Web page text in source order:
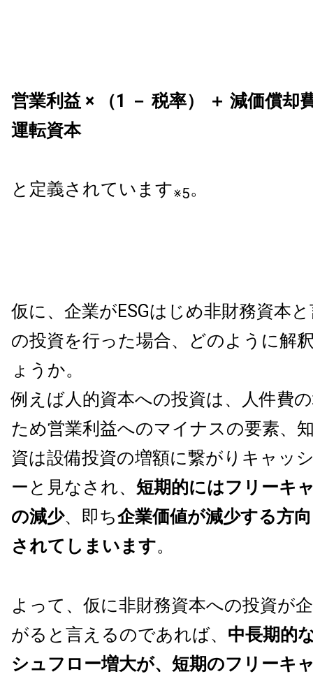
営業利益 × （1 － 税率） ＋ 減価償却
運転資本
と定義されています※5。
仮に、企業がESGはじめ非財務資本
の投資を行った場合、どのように解
ょうか。
例えば人的資本への投資は、人件費
ため営業利益へのマイナスの要素、
資は設備投資の増額に繋がりキャッ
ーと見なされ、 短期的にはフリーキ
の減少、即ち企業価値が減少する方
されてしまいます。
よって、仮に非財務資本への投資が
がると言えるのであれば、 中長期的
シュフロー増大が、短期のフリーキ